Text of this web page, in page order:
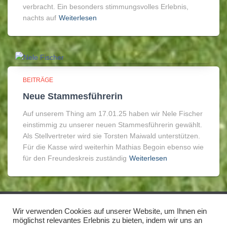
verbracht. Ein besonders stimmungsvolles Erlebnis,
nachts auf Weiterlesen
BEITRÄGE
Neue Stammesführerin
Auf unserem Thing am 17.01.25 haben wir Nele Fischer
einstimmig zu unserer neuen Stammesführerin gewählt.
Als Stellvertreter wird sie Torsten Maiwald unterstützen.
Für die Kasse wird weiterhin Mathias Begoin ebenso wie
für den Freundeskreis zuständig Weiterlesen
IMPRESSUM/DISCLAIMER DATENSCHUTZ
Wir verwenden Cookies auf unserer Website, um Ihnen ein
möglichst relevantes Erlebnis zu bieten, indem wir uns an